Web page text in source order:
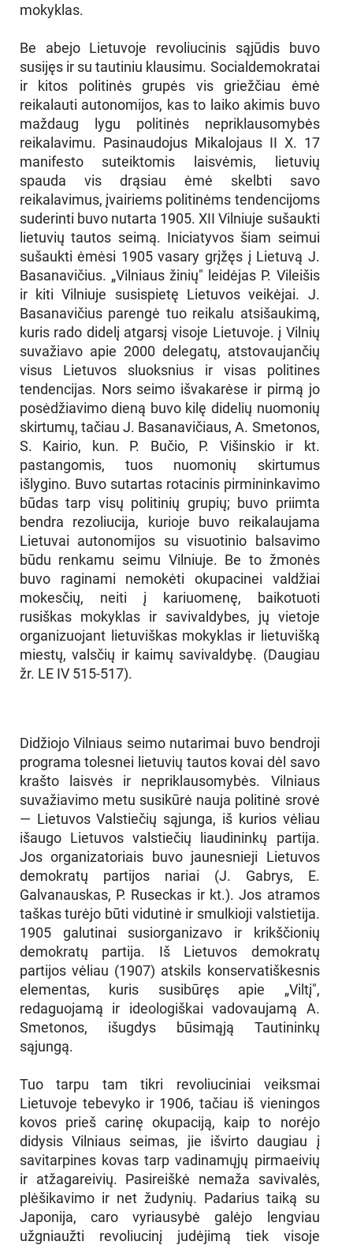
mokyklas.
Be abejo Lietuvoje revoliucinis sąjūdis buvo
susijęs ir su tautiniu klausimu. Socialdemokratai
ir kitos politinės grupės vis griežčiau ėmė
reikalauti autonomijos, kas to laiko akimis buvo
maždaug lygu politinės nepriklausomybės
reikalavimu. Pasinaudojus Mikalojaus II X. 17
manifesto suteiktomis laisvėmis, lietuvių
spauda vis drąsiau ėmė skelbti savo
reikalavimus, įvairiems politinėms tendencijoms
suderinti buvo nutarta 1905. XII Vilniuje sušaukti
lietuvių tautos seimą. Iniciatyvos šiam seimui
sušaukti ėmėsi 1905 vasary grįžęs į Lietuvą J.
Basanavičius. „Vilniaus žinių" leidėjas P. Vileišis
ir kiti Vilniuje susispietę Lietuvos veikėjai. J.
Basanavičius parengė tuo reikalu atsišaukimą,
kuris rado didelį atgarsį visoje Lietuvoje. į Vilnių
suvažiavo apie 2000 delegatų, atstovaujančių
visus Lietuvos sluoksnius ir visas politines
tendencijas. Nors seimo išvakarėse ir pirmą jo
posėdžiavimo dieną buvo kilę didelių nuomonių
skirtumų, tačiau J. Basanavičiaus, A. Smetonos,
S. Kairio, kun. P. Bučio, P. Višinskio ir kt.
pastangomis, tuos nuomonių skirtumus
išlygino. Buvo sutartas rotacinis pirmininkavimo
būdas tarp visų politinių grupių; buvo priimta
bendra rezoliucija, kurioje buvo reikalaujama
Lietuvai autonomijos su visuotinio balsavimo
būdu renkamu seimu Vilniuje. Be to žmonės
buvo raginami nemokėti okupacinei valdžiai
mokesčių, neiti į kariuomenę, baikotuoti
rusiškas mokyklas ir savivaldybes, jų vietoje
organizuojant lietuviškas mokyklas ir lietuvišką
miestų, valsčių ir kaimų savivaldybę. (Daugiau
žr. LE IV 515-517).
Didžiojo Vilniaus seimo nutarimai buvo bendroji
programa tolesnei lietuvių tautos kovai dėl savo
krašto laisvės ir nepriklausomybės. Vilniaus
suvažiavimo metu susikūrė nauja politinė srovė
— Lietuvos Valstiečių sąjunga, iš kurios vėliau
išaugo Lietuvos valstiečių liaudininkų partija.
Jos organizatoriais buvo jaunesnieji Lietuvos
demokratų partijos nariai (J. Gabrys, E.
Galvanauskas, P. Ruseckas ir kt.). Jos atramos
taškas turėjo būti vidutinė ir smulkioji valstietija.
1905 galutinai susiorganizavo ir krikščionių
demokratų partija. Iš Lietuvos demokratų
partijos vėliau (1907) atskils konservatiškesnis
elementas, kuris susibūręs apie „Viltį",
redaguojamą ir ideologiškai vadovaujamą A.
Smetonos, išugdys būsimąją Tautininkų
sąjungą.
Tuo tarpu tam tikri revoliuciniai veiksmai
Lietuvoje tebevyko ir 1906, tačiau iš vieningos
kovos prieš carinę okupaciją, kaip to norėjo
didysis Vilniaus seimas, jie išvirto daugiau į
savitarpines kovas tarp vadinamųjų pirmaeivių
ir atžagareivių. Pasireiškė nemaža savivalės,
plėšikavimo ir net žudynių. Padarius taiką su
Japonija, caro vyriausybė galėjo lengviau
užgniaužti revoliucinį judėjimą tiek visoje